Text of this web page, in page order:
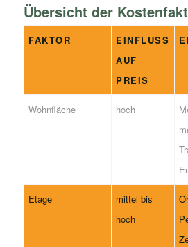
Übersicht der
FAKTOR
EINFLUSS
AUF
PREIS
Wohnfläche hoch
Etage
mittel bis
hoch